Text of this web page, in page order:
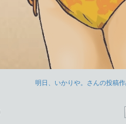
明日、いかりや。さんの投稿